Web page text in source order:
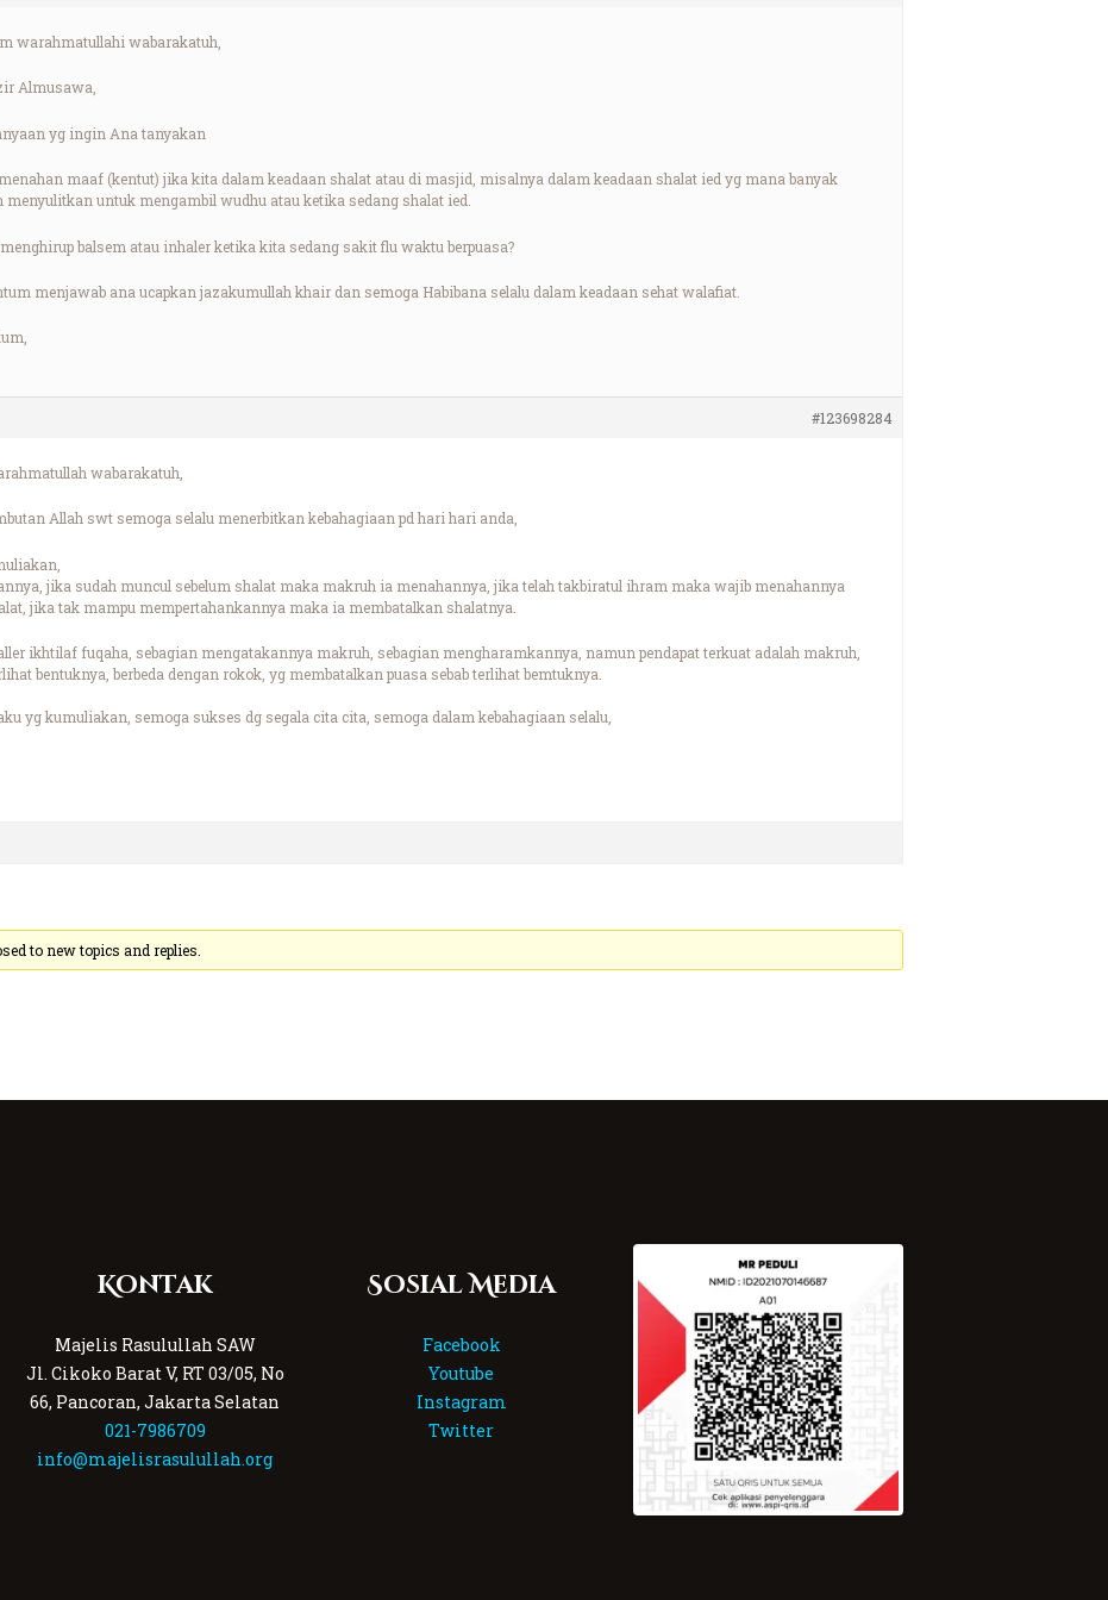
warahmatullahi wabarakatuh,
Almusawa,
yg ingin Ana tanyakan
maaf (kentut) jika kita dalam keadaan shalat atau di masjid, misalnya dalam keadaan shalat ied yg mana banyak
menyulitkan untuk mengambil wudhu atau ketika sedang shalat ied.
balsem atau inhaler ketika kita sedang sakit flu waktu berpuasa?
menjawab ana ucapkan jazakumullah khair dan semoga Habibana selalu dalam keadaan sehat walafiat.
#123698284
wabarakatuh,
Allah swt semoga selalu menerbitkan kebahagiaan pd hari hari anda,
jika sudah muncul sebelum shalat maka makruh ia menahannya, jika telah takbiratul ihram maka wajib menahannya
jika tak mampu mempertahankannya maka ia membatalkan shalatnya.
ikhtilaf fuqaha, sebagian mengatakannya makruh, sebagian mengharamkannya, namun pendapat terkuat adalah makruh,
bentuknya, berbeda dengan rokok, yg membatalkan puasa sebab terlihat bemtuknya.
yg kumuliakan, semoga sukses dg segala cita cita, semoga dalam kebahagiaan selalu,
to new topics and replies.
Kontak
Majelis Rasulullah SAW
Jl. Cikoko Barat V, RT 03/05, No
66, Pancoran, Jakarta Selatan
021-7986709
info@majelisrasulullah.org
Sosial Media
Facebook
Youtube
Instagram
Twitter